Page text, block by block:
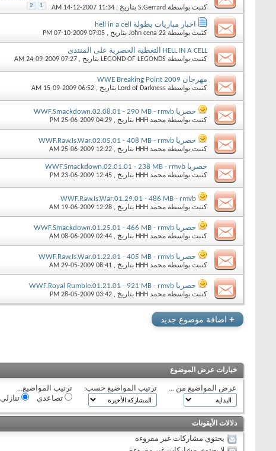
كتبت بواسطة S.Gerrard بتاريخ ‏, 14-12-2007 11:34 AM 1
2
اخبار مباريات بطولة hell in a cell
كتبت بواسطة John cena 22 بتاريخ ‏, 07-10-2009 07:05 PM
HELL IN A CELL التغطية الحصرية على المنتدى
كتبت بواسطة LEGOND OF LEGONDS بتاريخ ‏, 24-09-2009 07:27 AM
مهرجان WWE Breaking Point 2009
كتبت بواسطة Lord of Darkness بتاريخ ‏, 15-09-2009 06:52 AM
حصريا WWF.Smackdown.02.08.01 - 290 MB - rmvb
كتبت بواسطة محمد HHH بتاريخ ‏, 25-06-2009 04:29 PM
حصريا WWF.Raw.Is.War.02.05.01 - 408 MB - rmvb
كتبت بواسطة محمد HHH بتاريخ ‏, 25-06-2009 12:22 AM
حصريا WWF.Smackdown.02.01.01 - 238 MB - rmvb
كتبت بواسطة محمد HHH بتاريخ ‏, 23-06-2009 12:45 PM
WWF.Raw.Is.War.01.29.01 - 486 MB - rmvb
كتبت بواسطة محمد HHH بتاريخ ‏, 19-06-2009 12:28 AM
حصريا WWF.Smackdown.01.25.01 - 466 MB - rmvb
كتبت بواسطة محمد HHH بتاريخ ‏, 08-06-2009 02:44 AM
حصريا WWF.Raw.Is.War.01.22.01 - 405 MB - rmvb
كتبت بواسطة محمد HHH بتاريخ ‏, 29-05-2009 08:41 AM
حصريا WWF.Royal Rumble.01.21.01 - 921 MB - rmvb
كتبت بواسطة محمد HHH بتاريخ ‏, 28-05-2009 03:42 PM
+ اضافة موضوع جديد
خيارات عرض الموضوع
عرض المواضيع من ... ترتيب المواضيع حسب:
ترتيب المواضيع...
تصاعدي
تنازلي
دلالات الأيقونات
يحتوي مشاركات غير مقروءة